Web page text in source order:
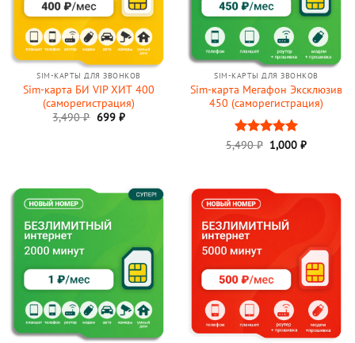
SIM-КАРТЫ ДЛЯ ЗВОНКОВ
Sim-карта БИ VIP ХИТ 400
(саморегистрация)
3,490₽ Первоначальная
699 ₽Текущая
SIM-КАРТЫ ДЛЯ ЗВОНКОВ
Sim-карта Мегафон Эксклюзив
450 (саморегистрация)
Оценка5
5,490₽ 1,000₽